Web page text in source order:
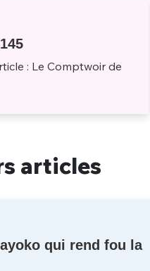
articles
qui rend fou la